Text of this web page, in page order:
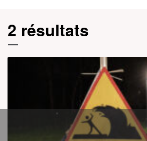
2 résultats